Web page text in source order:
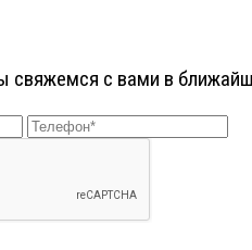
свяжемся с вами в